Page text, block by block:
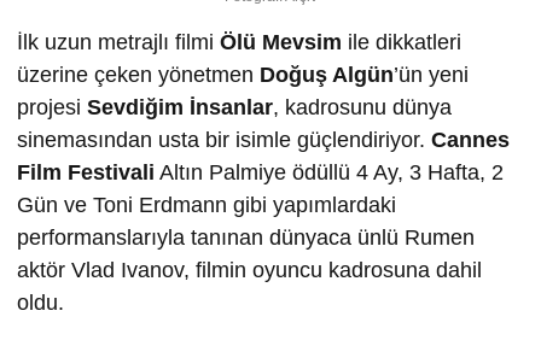
İlk uzun metrajlı filmi Ölü Mevsim ile dikkatleri
üzerine çeken yönetmen Doğuş Algün’ün yeni
projesi Sevdiğim İnsanlar, kadrosunu dünya
sinemasından usta bir isimle güçlendiriyor. Cannes
Film Festivali Altın Palmiye ödüllü 4 Ay, 3 Hafta, 2
Gün ve Toni Erdmann gibi yapımlardaki
performanslarıyla tanınan dünyaca ünlü Rumen
aktör Vlad Ivanov, filmin oyuncu kadrosuna dahil
oldu.